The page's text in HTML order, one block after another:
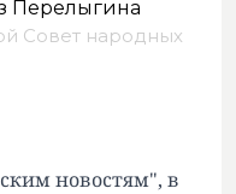
Совет народных
новостям", в